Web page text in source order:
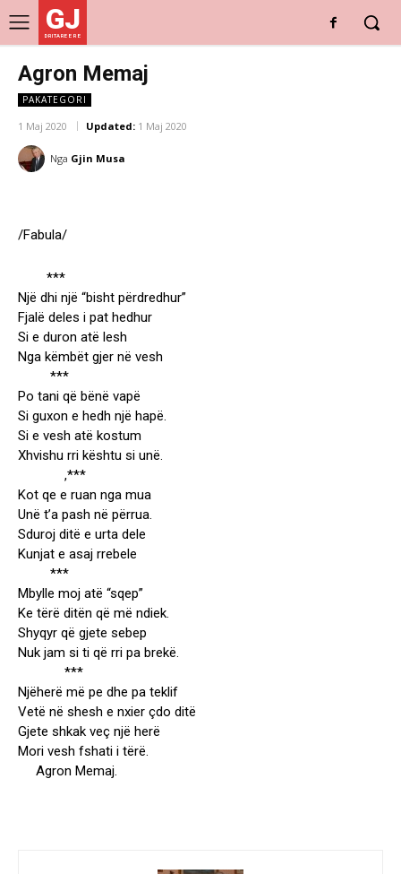
GJ
DRITARE E RE
Agron Memaj
PAKATEGORI
1 Maj 2020 Updated: 1 Maj 2020
Nga Gjin Musa
/Fabula/
***
Një dhi një “bisht përdredhur”
Fjalë deles i pat hedhur
Si e duron atë lesh
Nga këmbët gjer në vesh
***
Po tani që bënë vapë
Si guxon e hedh një hapë.
Si e vesh atë kostum
Xhvishu rri kështu si unë.
,***
Kot qe e ruan nga mua
Unë t’a pash në përrua.
Sduroj ditë e urta dele
Kunjat e asaj rrebele
***
Mbylle moj atë “sqep”
Ke tërë ditën që më ndiek.
Shyqyr që gjete sebep
Nuk jam si ti që rri pa brekë.
***
Njëherë më pe dhe pa teklif
Vetë në shesh e nxier çdo ditë
Gjete shkak veç një herë
Mori vesh fshati i tërë.
Agron Memaj.